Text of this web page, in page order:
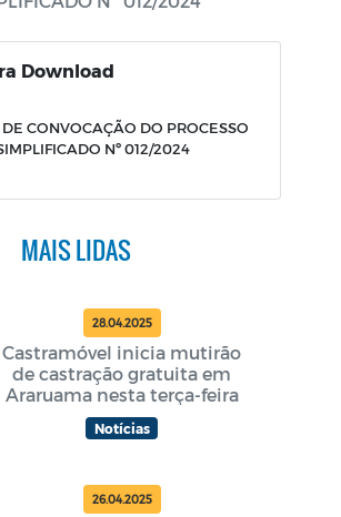
Download
DE CONVOCAÇÃO DO PROCESSO
Nº 012/2024
MAIS LIDAS
28.04.2025
Castramóvel inicia mutirão
de castração gratuita em
Araruama nesta terça-feira
Notícias
26.04.2025